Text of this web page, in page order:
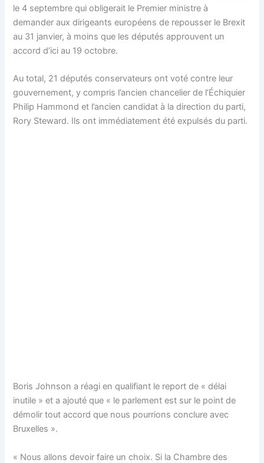
le 4 septembre qui obligerait le Premier ministre à
demander aux dirigeants européens de repousser le Brexit
au 31 janvier, à moins que les députés approuvent un
accord d’ici au 19 octobre.
Au total, 21 députés conservateurs ont voté contre leur
gouvernement, y compris l’ancien chancelier de l’Échiquier
Philip Hammond et l’ancien candidat à la direction du parti,
Rory Steward. Ils ont immédiatement été expulsés du parti.
Boris Johnson a réagi en qualifiant le report de « délai
inutile » et a ajouté que « le parlement est sur le point de
démolir tout accord que nous pourrions conclure avec
Bruxelles ».
« Nous allons devoir faire un choix. Si la Chambre des